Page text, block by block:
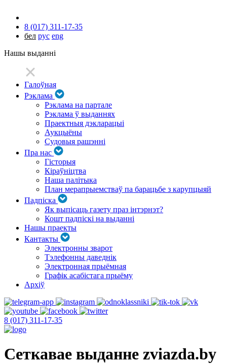
8 (017) 311-17-35
бел рус eng
Нашы выданні
Галоўная
Рэклама
Рэклама на партале
Рэклама ў выданнях
Праектныя дэкларацыі
Аукцыёны
Судовыя рашэнні
Пра нас
Гісторыя
Кіраўніцтва
Наша палітыка
План мерапрыемстваў па барацьбе з карупцыяй
Падпіска
Як выпісаць газету праз інтэрнэт?
Кошт падпіскі на выданні
Нашы праекты
Кантакты
Электронны зварот
Тэлефонны даведнік
Электронная прыёмная
Графік асабістага прыёму
Архіў
8 (017) 311-17-35
Сеткавае выданне zviazda.by